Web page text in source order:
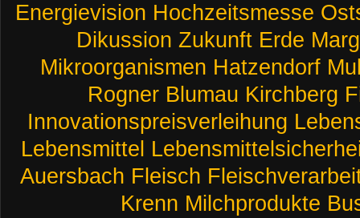
Energievision Hochzeitsmesse
Dikussion Zukunft Erde
Mikroorganismen Hatzendorf
Rogner Blumau Kirchberg
Innovationspreisverleihung
Lebensmittel
Auersbach Fleisch
Krenn Milchprodukte